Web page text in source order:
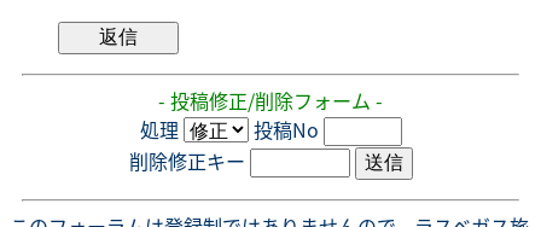
- 投稿修正/削除フォーム -
処理
投稿No
削除修正キー